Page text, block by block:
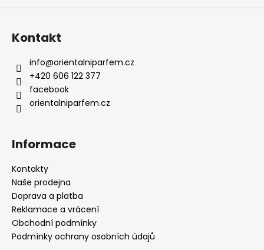
Kontakt
info@orientalniparfem.cz
+420 606 122 377
facebook
orientalniparfem.cz
Informace
Kontakty
Naše prodejna
Doprava a platba
Reklamace a vrácení
Obchodní podmínky
Podmínky ochrany osobních údajů